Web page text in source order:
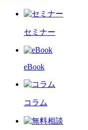
セミナー
eBook
コラム